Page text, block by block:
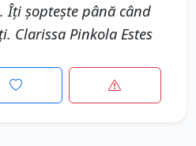
Îți şopteşte până când
Clarissa Pinkola Estes